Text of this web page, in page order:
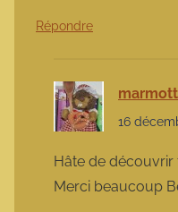
Répondre
16
Hâte de découvrir
Merci beaucoup